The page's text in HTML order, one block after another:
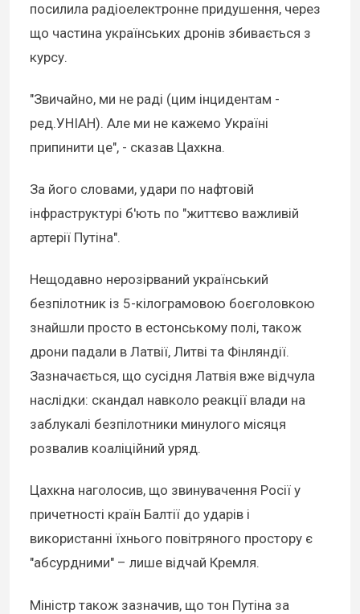
посилила радіоелектронне придушення, через
що частина українських дронів збивається з
курсу.
"Звичайно, ми не раді (цим інцидентам -
ред.УНІАН). Але ми не кажемо Україні
припинити це", - сказав Цахкна.
За його словами, удари по нафтовій
інфраструктурі б'ють по "життєво важливій
артерії Путіна".
Нещодавно нерозірваний український
безпілотник із 5-кілограмовою боєголовкою
знайшли просто в естонському полі, також
дрони падали в Латвії, Литві та Фінляндії.
Зазначається, що сусідня Латвія вже відчула
наслідки: скандал навколо реакції влади на
заблукалі безпілотники минулого місяця
розвалив коаліційний уряд.
Цахкна наголосив, що звинувачення Росії у
причетності країн Балтії до ударів і
використанні їхнього повітряного простору є
"абсурдними" – лише відчай Кремля.
Міністр також зазначив, що тон Путіна за